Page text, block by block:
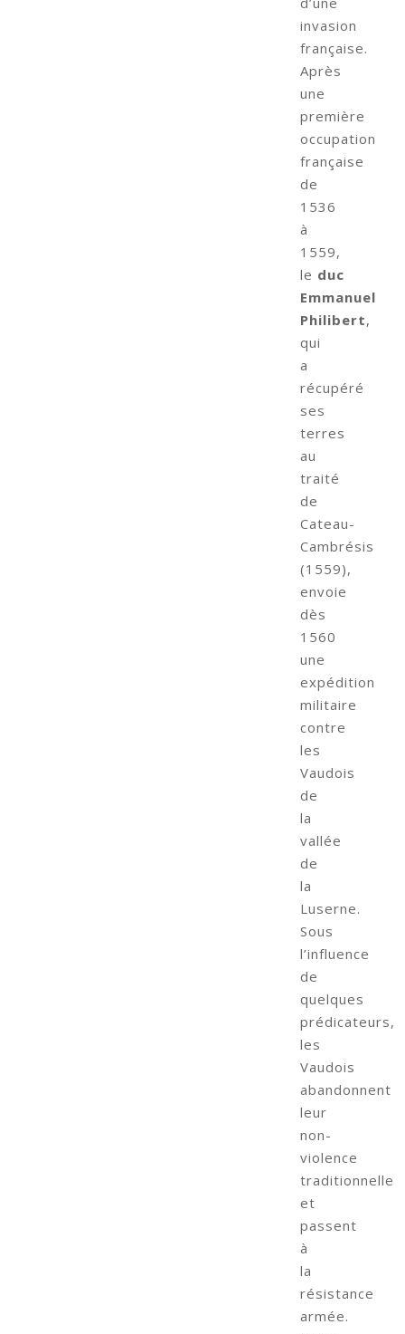
invasion
française.
Après
une
première
occupation
française
de
1536
à
1559,
le duc
Emmanuel
Philibert,
qui
a
récupéré
ses
terres
au
traité
de
Cateau-
Cambrésis
(1559),
envoie
dès
1560
une
expédition
militaire
contre
les
Vaudois
de
la
vallée
de
la
Luserne.
Sous
l’influence
de
quelques
prédicateurs,
les
Vaudois
abandonnent
leur
non-
violence
traditionnelle
et
passent
à
la
résistance
armée.